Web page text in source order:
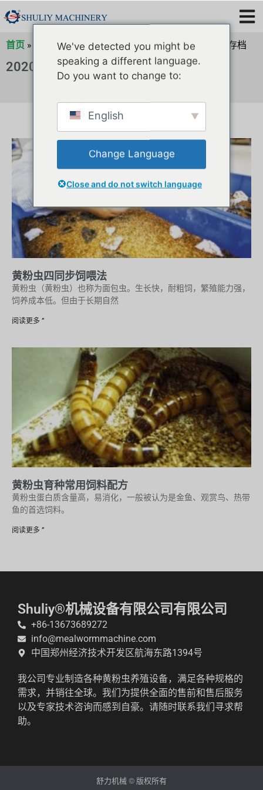
首页 » 2020 年存档 »2020 年 2 月存档»2020 年 2 月存档
2020 年 2 月 20 日
黄粉虫四同步饲喂法
黄粉虫（黄粉虫）也称为面包虫。生长快，耐粗饲，繁殖能力强，
饲养成本低。但由于长期自然
阅读更多 ”
黄粉虫育种常用饲料配方
黄粉虫蛋白质含量高，易消化，一般被认为是金鱼、观赏鸟、热带
鱼的首选饲料。
阅读更多 ”
Shuliy®机械设备有限公司有限公司
+86-13673689272
info@mealwormmachine.com
中国郑州经济技术开发区航海东路1394号
我公司专业制造各种黄粉虫养殖设备，满足各种规格的
需求，并销往全球。我们为提供全面的售前和售后服务
以及专家技术咨询而感到自豪。请随时联系我们寻求帮
助。
舒力机械 © 版权所有
We've detected you might be
speaking a different language.
Do you want to change to:
English
Change Language
Close and do not switch language